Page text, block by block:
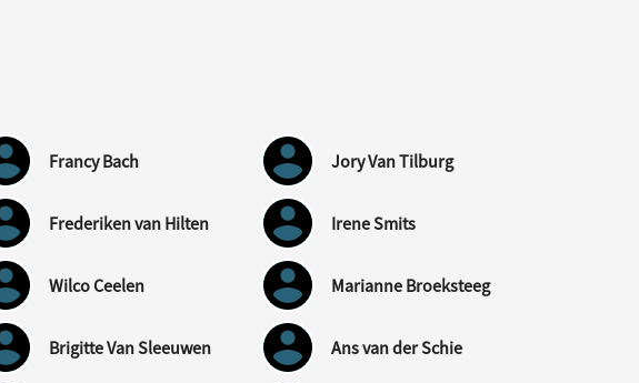
Francy Bach Jory Van Tilburg
Frederiken van Hilten Irene Smits
Wilco Ceelen Marianne Broeksteeg
Brigitte Van Sleeuwen Ans van der Schie